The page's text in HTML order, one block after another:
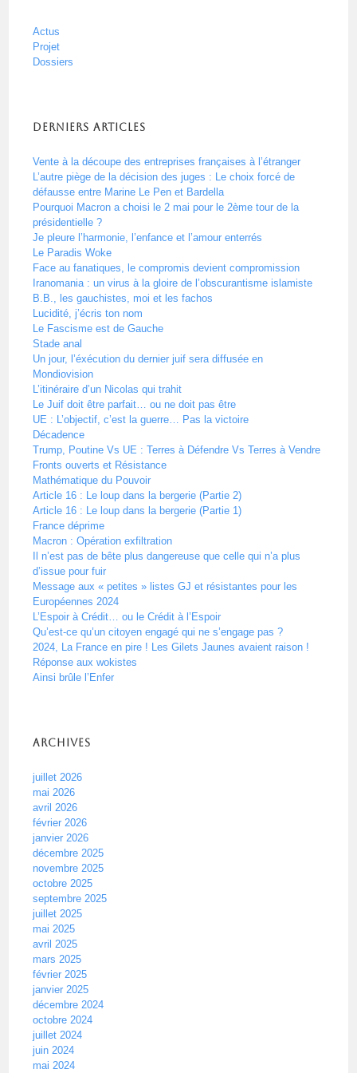
Actus
Projet
Dossiers
Derniers articles
Vente à la découpe des entreprises françaises à l’étranger
L’autre piège de la décision des juges : Le choix forcé de
défausse entre Marine Le Pen et Bardella
Pourquoi Macron a choisi le 2 mai pour le 2ème tour de la
présidentielle ?
Je pleure l’harmonie, l’enfance et l’amour enterrés
Le Paradis Woke
Face au fanatiques, le compromis devient compromission
Iranomania : un virus à la gloire de l’obscurantisme islamiste
B.B., les gauchistes, moi et les fachos
Lucidité, j’écris ton nom
Le Fascisme est de Gauche
Stade anal
Un jour, l’éxécution du dernier juif sera diffusée en
Mondiovision
L’itinéraire d’un Nicolas qui trahit
Le Juif doit être parfait… ou ne doit pas être
UE : L’objectif, c’est la guerre… Pas la victoire
Décadence
Trump, Poutine Vs UE : Terres à Défendre Vs Terres à Vendre
Fronts ouverts et Résistance
Mathématique du Pouvoir
Article 16 : Le loup dans la bergerie (Partie 2)
Article 16 : Le loup dans la bergerie (Partie 1)
France déprime
Macron : Opération exfiltration
Il n’est pas de bête plus dangereuse que celle qui n’a plus
d’issue pour fuir
Message aux « petites » listes GJ et résistantes pour les
Européennes 2024
L’Espoir à Crédit… ou le Crédit à l’Espoir
Qu’est-ce qu’un citoyen engagé qui ne s’engage pas ?
2024, La France en pire ! Les Gilets Jaunes avaient raison !
Réponse aux wokistes
Ainsi brûle l’Enfer
Archives
juillet 2026
mai 2026
avril 2026
février 2026
janvier 2026
décembre 2025
novembre 2025
octobre 2025
septembre 2025
juillet 2025
mai 2025
avril 2025
mars 2025
février 2025
janvier 2025
décembre 2024
octobre 2024
juillet 2024
juin 2024
mai 2024